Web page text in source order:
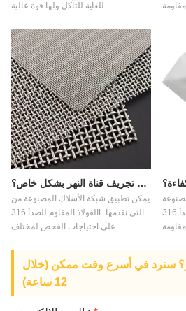
للغاية للتآكل ولها قوة عالية.
لماذا تم تصميم شاشة تجريف قناة النهر بشكل خاص؟
يمكن تطبيق شبكة الأسلاك المصنوعة من
الفولاذ المقاوم للصدأ 316L التي نقدمها
على احتياجات الفحص لمختلف
من الفولاذ المقاوم للصدأ 316L لدينا وفقًا
سنرد في أسرع وقت ممكن (خلال
12 ساعة)